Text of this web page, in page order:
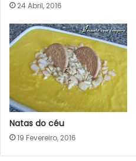
24 Abril, 2016
Natas do céu
19 Fevereiro, 2016